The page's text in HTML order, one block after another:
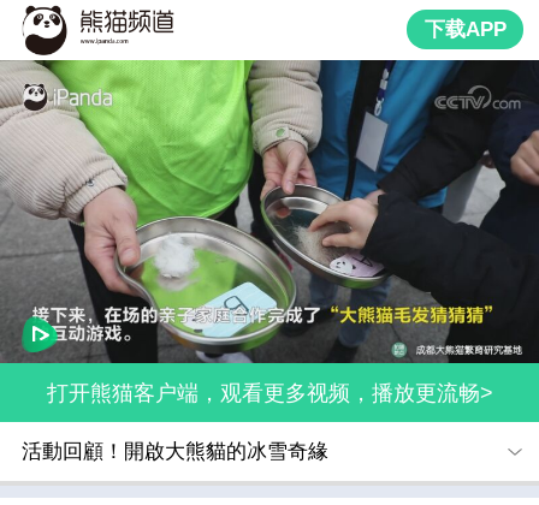
下载APP
打开熊猫客户端，观看更多视频，播放更流畅>
活動回顧！開啟大熊貓的冰雪奇緣